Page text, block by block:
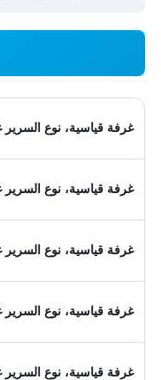
غرفة قياسية، نوع
غرفة قياسية، نوع
غرفة قياسية، نوع
غرفة قياسية، نوع
غرفة قياسية، نوع